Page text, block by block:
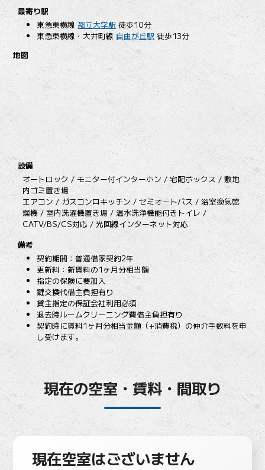
最寄り駅
東急東横線都立大学駅 徒歩10分
東急東横線・大井町線 自由が丘駅徒歩13分
地図
設備
オートロック / モニター付インターホン / 宅配ボックス / 敷地
内ゴミ置き場
エアコン / ガスコンロキッチン / セミオートバス / 浴室換気乾
燥機 / 室内洗濯機置き場 / 温水洗浄機能付きトイレ /
CATV/BS/CS対応 / 光回線インターネット対応
備考
契約期間：普通借家契約2年
更新料：新賃料の1ヶ月分相当額
指定の保険に要加入
鍵交換代借主負担有り
貸主指定の保証会社利用必須
退去時ルームクリーニング費借主負担有り
契約時に賃料1ヶ月分相当金額（+消費税）の仲介手数料を申
し受けます。
現在の空室・賃料・間取り
現在空室はございません